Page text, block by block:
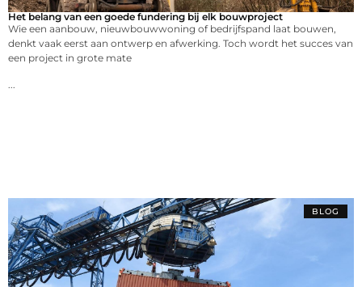
Het belang van een goede fundering bij elk bouwproject
Wie een aanbouw, nieuwbouwwoning of bedrijfspand laat bouwen,
denkt vaak eerst aan ontwerp en afwerking. Toch wordt het succes van
een project in grote mate
BLOG